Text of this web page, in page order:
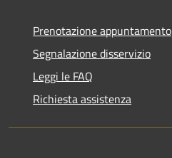
Prenotazione appuntamento
Segnalazione disservizio
Leggi le FAQ
Richiesta assistenza